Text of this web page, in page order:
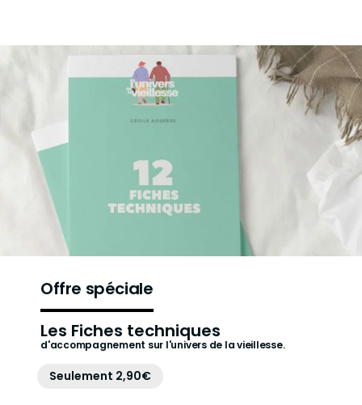
Offre spéciale
Les Fiches techniques
d'accompagnement sur l'univers de la vieillesse.
Seulement 2,90€